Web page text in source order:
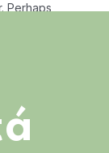
Perhaps